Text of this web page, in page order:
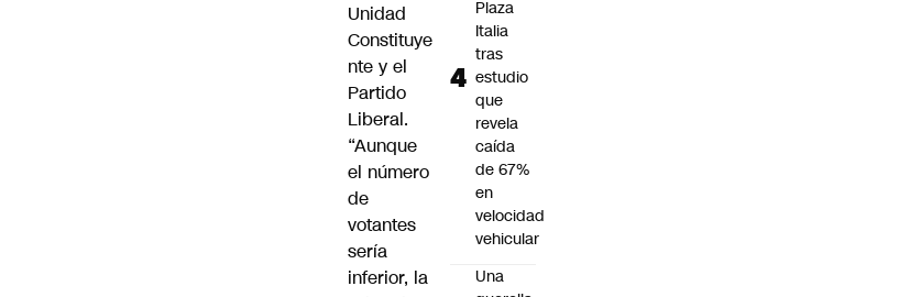
Unidad
Constituye
nte y el
Partido
Liberal.
“Aunque
el número
de
votantes
sería
inferior, la
Plaza
Italia
tras
estudio
que
revela
caída
de 67%
en
velocidad
vehicular
Una